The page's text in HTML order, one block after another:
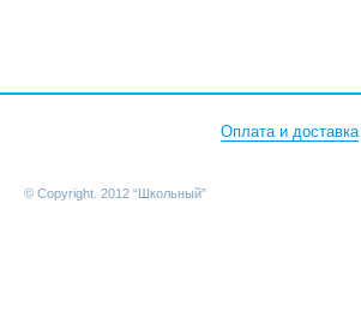
Оплата и доставка
© Copyright. 2012 “Школьный”